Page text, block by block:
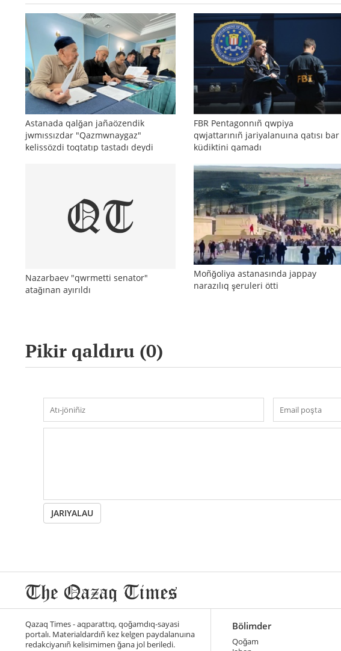
Astanada qalğan jañaözendik
jwmıssızdar "Qazmwnaygaz"
kelissözdi toqtatıp tastadı deydi
FBR Pentagonnıñ qwpiya
qwjattarınıñ jariyalanuına qatısı bar
küdiktini qamadı
Nazarbaev "qwrmetti senator"
atağınan ayırıldı
Moñğoliya astanasında jappay
narazılıq şeruleri ötti
Pikir qaldıru (0)
JARIYALAU
Qazaq Times - aqparattıq, qoğamdıq-sayasi
portalı. Materialdardıñ kez kelgen paydalanuına
redakciyanıñ kelisimimen ğana jol beriledi.
Bölimder
Qoğam